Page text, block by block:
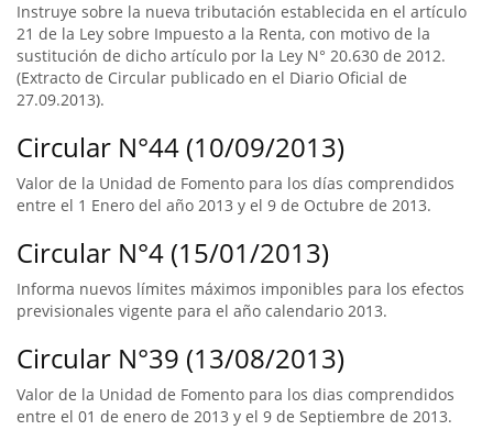
Instruye sobre la nueva tributación establecida en el artículo
21 de la Ley sobre Impuesto a la Renta, con motivo de la
sustitución de dicho artículo por la Ley N° 20.630 de 2012.
(Extracto de Circular publicado en el Diario Oficial de
27.09.2013).
Circular N°44 (10/09/2013)
Valor de la Unidad de Fomento para los días comprendidos
entre el 1 Enero del año 2013 y el 9 de Octubre de 2013.
Circular N°4 (15/01/2013)
Informa nuevos límites máximos imponibles para los efectos
previsionales vigente para el año calendario 2013.
Circular N°39 (13/08/2013)
Valor de la Unidad de Fomento para los dias comprendidos
entre el 01 de enero de 2013 y el 9 de Septiembre de 2013.